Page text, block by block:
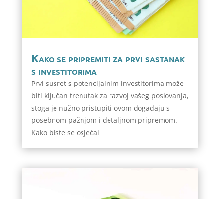
Kako se pripremiti za prvi sastanak
s investitorima
Prvi susret s potencijalnim investitorima može
biti ključan trenutak za razvoj vašeg poslovanja,
stoga je nužno pristupiti ovom događaju s
posebnom pažnjom i detaljnom pripremom.
Kako biste se osjećal